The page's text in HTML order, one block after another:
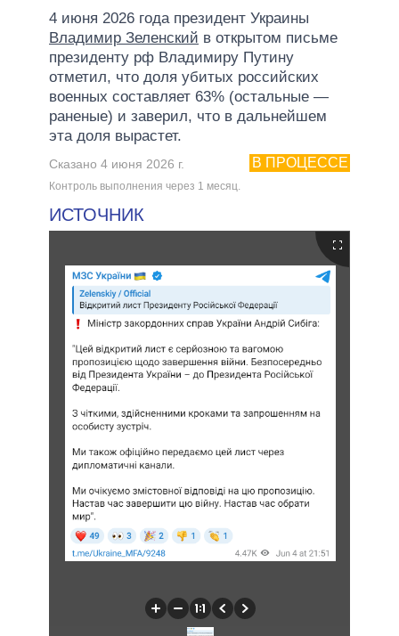
4 июня 2026 года президент Украины
Владимир Зеленский в открытом письме
президенту рф Владимиру Путину
отметил, что доля убитых российских
военных составляет 63% (остальные —
раненые) и заверил, что в дальнейшем
эта доля вырастет.
В ПРОЦЕССЕ
Сказано 4 июня 2026 г.
Контроль выполнения через 1 месяц.
ИСТОЧНИК